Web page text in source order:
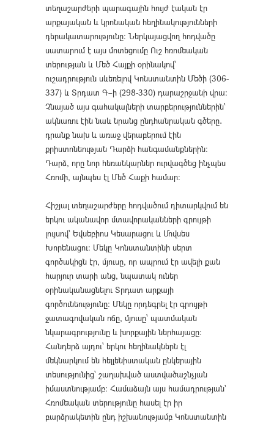
տեղաշարժերի պարագային հույժ էական էր
արքայական և կրոնական հեղինակությունների
դերակատարությունը։ Ներկայացվող հոդվածը
սատարում է այս մոտեցումը Ուշ հռոմեական
տերության և Մեծ Հայքի օրինակով՝
ուշադրություն սևեռելով Կոնստանտին Մեծի (306-
337) և Տրդատ Գ–ի (298-330) դարաշրջանի վրա։
Չնայած այս գահակալների տարբերություններին՝
ակնառու էին նաև նրանց ընդհանրական գծերը․
դրանք նախ և առաջ վերաբերում էին
քրիստոնեության Դարձի հանգամանքներին։
Դարձ, որը նոր հեռանկարներ ուրվագծեց ինչպես
Հռոմի, այնպես էլ Մեծ Հաքի համար։
Հիշյալ տեղաշարժերը հոդվածում դիտարկվում են
երկու ականավոր մտավորականների գրույթի
լույսով՝ Եվսեբիոս Կեսարացու և Մովսես
Խորենացու։ Մեկը Կոնստանտինի սերտ
գործակիցն էր, մյուսը, որ ապրում էր ավելի քան
հարյուր տարի անց, նպատակ ուներ
օրինականացնելու Տրդատ արքայի
գործունեությունը։ Մեկը որդեգրել էր գրույթի
ջատագովական ոճը, մյուսը՝ պատմական
նկարագրությունը և խորքային ներհայացը։
Հանդերձ այդու՝ երկու հեղինակներն էլ
մեկնարկում են հելլենիստական ընկերային
տեսությունից՝ շաղախված աստվածաշնչյան
իմաստնությամբ։ Համաձայն այս համադրության՝
Հռոմեական տերությունը հասել էր իր
բարձրակետին ընդ իշխանությամբ Կոնստանտին